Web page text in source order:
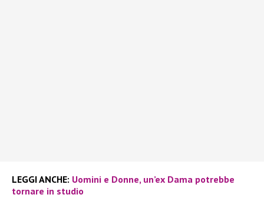
LEGGI ANCHE: Uomini e Donne, un’ex Dama potrebbe
tornare in studio